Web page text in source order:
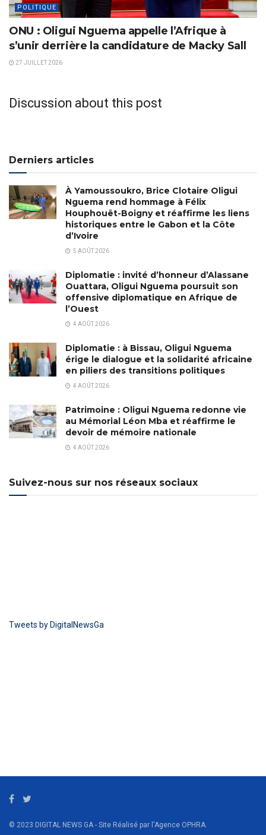
POLITIQUE
ONU : Oligui Nguema appelle l’Afrique à
s’unir derrière la candidature de Macky Sall
27 JUILLET 2026
Discussion about this post
Derniers articles
À Yamoussoukro, Brice Clotaire Oligui
Nguema rend hommage à Félix
Houphouët-Boigny et réaffirme les liens
historiques entre le Gabon et la Côte
d’Ivoire
5 AOÛT 2026
Diplomatie : invité d’honneur d’Alassane
Ouattara, Oligui Nguema poursuit son
offensive diplomatique en Afrique de
l’Ouest
4 AOÛT 2026
Diplomatie : à Bissau, Oligui Nguema
érige le dialogue et la solidarité africaine
en piliers des transitions politiques
4 AOÛT 2026
Patrimoine : Oligui Nguema redonne vie
au Mémorial Léon Mba et réaffirme le
devoir de mémoire nationale
4 AOÛT 2026
Suivez-nous sur nos réseaux sociaux
Tweets by DigitalNewsGa
© 2023 DIGITAL NEWS GA - Site Réalisé par l'Agence OPHRA.